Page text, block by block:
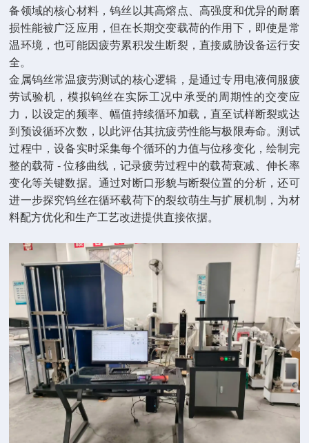
备领域的核心材料，钨丝以其高熔点、高强度和优异的耐磨
损性能被广泛应用，但在长期交变载荷的作用下，即使是常
温环境，也可能因疲劳累积发生断裂，直接威胁设备运行安
全。
金属钨丝常温疲劳测试的核心逻辑，是通过专用电液伺服疲
劳试验机，模拟钨丝在实际工况中承受的周期性的交变应
力，以设定的频率、幅值持续循环加载，直至试样断裂或达
到预设循环次数，以此评估其抗疲劳性能与极限寿命。测试
过程中，设备实时采集每个循环的力值与位移变化，绘制完
整的载荷 - 位移曲线，记录疲劳过程中的载荷衰减、伸长率
变化等关键数据。通过对断口形貌与断裂位置的分析，还可
进一步探究钨丝在循环载荷下的裂纹萌生与扩展机制，为材
料配方优化和生产工艺改进提供直接依据。